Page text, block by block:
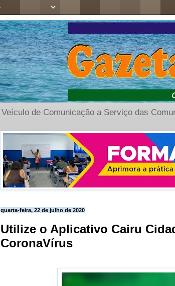
Veículo de Comunicação a Serviço das
quarta-feira, 22 de julho de 2020
Utilize o Aplicativo Cairu
CoronaVírus